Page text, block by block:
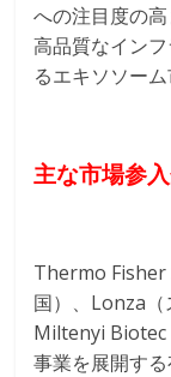
への注目度の
高品質なイン
るエキソソー
主な市場参
Thermo Fisher
国）、Lonza（
Miltenyi Biotec
事業を展開する